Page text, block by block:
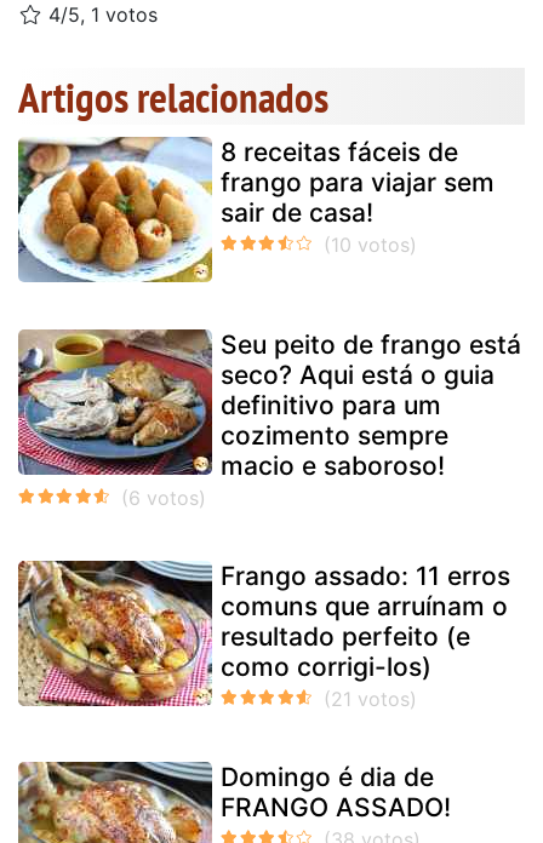
4/5, 1 votos
Artigos relacionados
8 receitas fáceis de
frango para viajar sem
sair de casa!
Seu peito de frango está
seco? Aqui está o guia
definitivo para um
cozimento sempre
macio e saboroso!
Frango assado: 11 erros
comuns que arruínam o
resultado perfeito (e
como corrigi-los)
Domingo é dia de
FRANGO ASSADO!